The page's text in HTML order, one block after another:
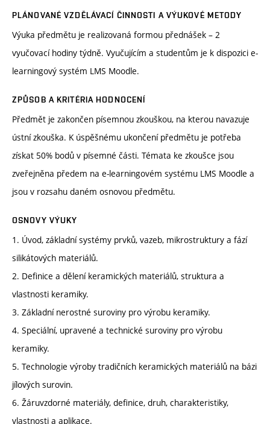
PLÁNOVANÉ VZDĚLÁVACÍ ČINNOSTI A VÝUKOVÉ METODY
Výuka předmětu je realizovaná formou přednášek – 2
vyučovací hodiny týdně. Vyučujícím a studentům je k dispozici e-
learningový systém LMS Moodle.
ZPŮSOB A KRITÉRIA HODNOCENÍ
Předmět je zakončen písemnou zkouškou, na kterou navazuje
ústní zkouška. K úspěšnému ukončení předmětu je potřeba
získat 50% bodů v písemné části. Témata ke zkoušce jsou
zveřejněna předem na e-learningovém systému LMS Moodle a
jsou v rozsahu daném osnovou předmětu.
OSNOVY VÝUKY
1. Úvod, základní systémy prvků, vazeb, mikrostruktury a fází
silikátových materiálů.
2. Definice a dělení keramických materiálů, struktura a
vlastnosti keramiky.
3. Základní nerostné suroviny pro výrobu keramiky.
4. Speciální, upravené a technické suroviny pro výrobu
keramiky.
5. Technologie výroby tradičních keramických materiálů na bázi
jílových surovin.
6. Žáruvzdorné materiály, definice, druh, charakteristiky,
vlastnosti a aplikace.